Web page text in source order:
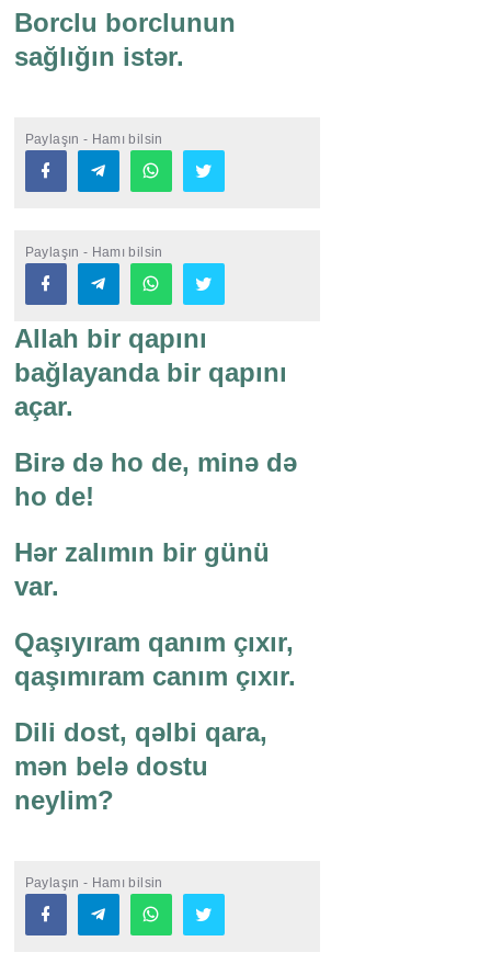
Borclu borclunun
sağlığın istər.
Paylaşın - Hamı bilsin
Paylaşın - Hamı bilsin
Allah bir qapını
bağlayanda bir qapını
açar.
Birə də ho de, minə də
ho de!
Hər zalımın bir günü
var.
Qaşıyıram qanım çıxır,
qaşımıram canım çıxır.
Dili dost, qəlbi qara,
mən belə dostu
neylim?
Paylaşın - Hamı bilsin